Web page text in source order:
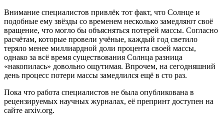
Внимание специалистов привлёк тот факт, что Солнце и
подобные ему звёзды со временем несколько замедляют своё
вращение, что могло бы объясняться потерей массы. Согласно
расчётам, которые провели учёные, каждый год светило
теряло менее миллиардной доли процента своей массы,
однако за всё время существования Солнца разница
«накопилась» довольно ощутимая. Впрочем, на сегодняшний
день процесс потери массы замедлился ещё в сто раз.
Пока что работа специалистов не была опубликована в
рецензируемых научных журналах, её препринт доступен на
сайте arxiv.org.